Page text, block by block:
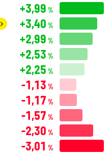
+3,99 %
+3,40 %
+2,99 %
+2,53 %
+2,25 %
-1,13 %
-1,17 %
-1,57 %
-2,30 %
-3,01 %